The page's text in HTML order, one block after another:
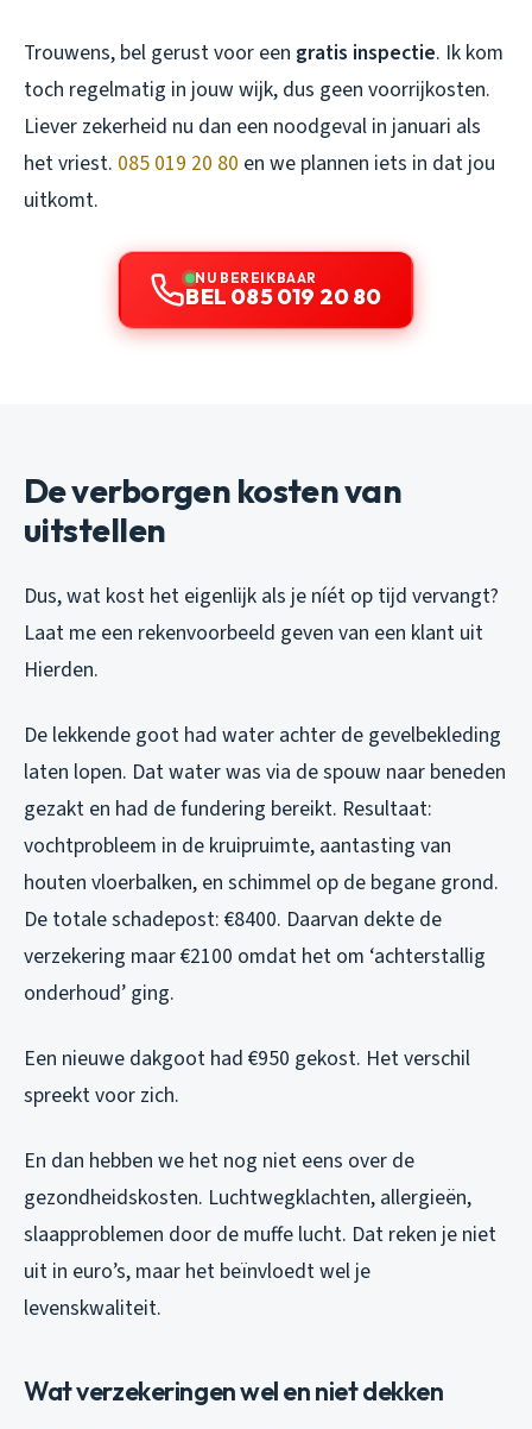
Trouwens, bel gerust voor een gratis inspectie. Ik kom
toch regelmatig in jouw wijk, dus geen voorrijkosten.
Liever zekerheid nu dan een noodgeval in januari als
het vriest. 085 019 20 80 en we plannen iets in dat jou
uitkomt.
NU BEREIKBAAR
BEL 085 019 20 80
De verborgen kosten van
uitstellen
Dus, wat kost het eigenlijk als je níét op tijd vervangt?
Laat me een rekenvoorbeeld geven van een klant uit
Hierden.
De lekkende goot had water achter de gevelbekleding
laten lopen. Dat water was via de spouw naar beneden
gezakt en had de fundering bereikt. Resultaat:
vochtprobleem in de kruipruimte, aantasting van
houten vloerbalken, en schimmel op de begane grond.
De totale schadepost: €8400. Daarvan dekte de
verzekering maar €2100 omdat het om ‘achterstallig
onderhoud’ ging.
Een nieuwe dakgoot had €950 gekost. Het verschil
spreekt voor zich.
En dan hebben we het nog niet eens over de
gezondheidskosten. Luchtwegklachten, allergieën,
slaapproblemen door de muffe lucht. Dat reken je niet
uit in euro’s, maar het beïnvloedt wel je
levenskwaliteit.
Wat verzekeringen wel en niet dekken